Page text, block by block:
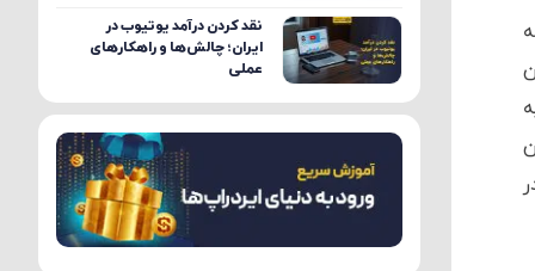
نقد کردن درآمد یوتیوب در
ایران؛ چالش‌ها و راهکارهای
عملی